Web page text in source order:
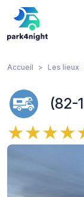
Accueil Les lieux
(82-